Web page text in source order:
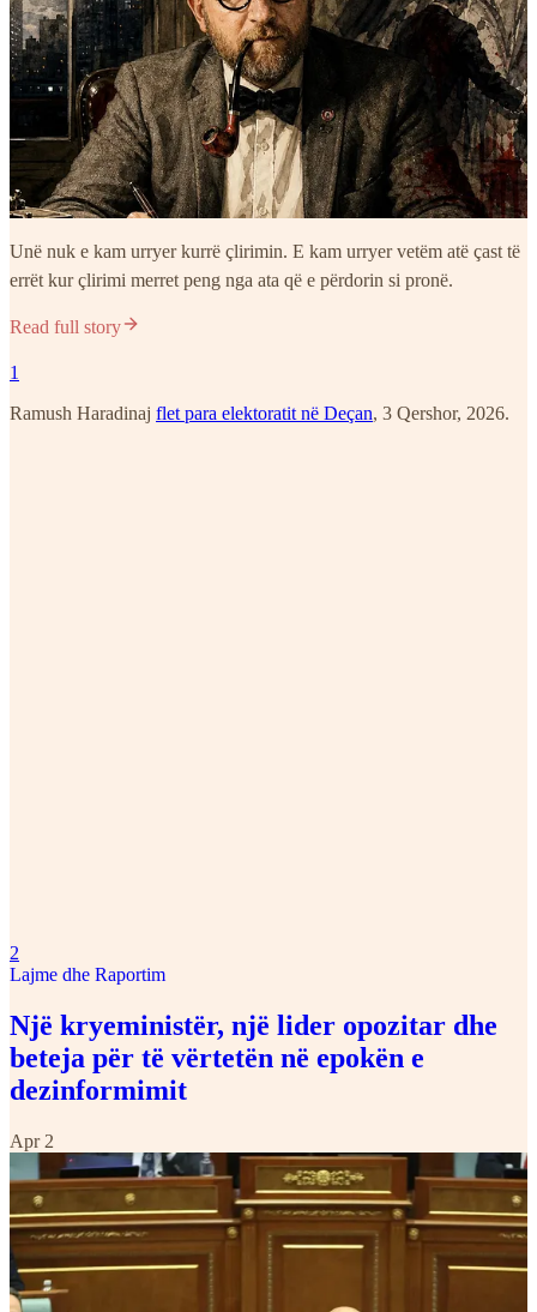
Unë nuk e kam urryer kurrë çlirimin. E kam urryer vetëm atë çast të
errët kur çlirimi merret peng nga ata që e përdorin si pronë.
Read full story
1
Ramush Haradinaj flet para elektoratit në Deçan, 3 Qershor, 2026.
2
Lajme dhe Raportim
Një kryeministër, një lider opozitar dhe
beteja për të vërtetën në epokën e
dezinformimit
Apr 2